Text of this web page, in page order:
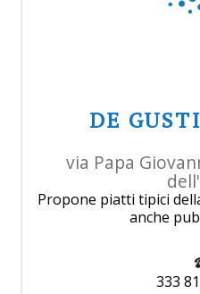
DE
via Papa
Propone piatti tipici
anche
333